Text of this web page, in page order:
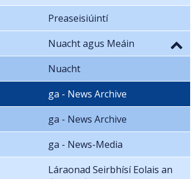
Preaseisiúintí
Nuacht agus Meáin
Nuacht
ga - News Archive
ga - News Archive
ga - News-Media
Láraonad Seirbhísí Eolais an